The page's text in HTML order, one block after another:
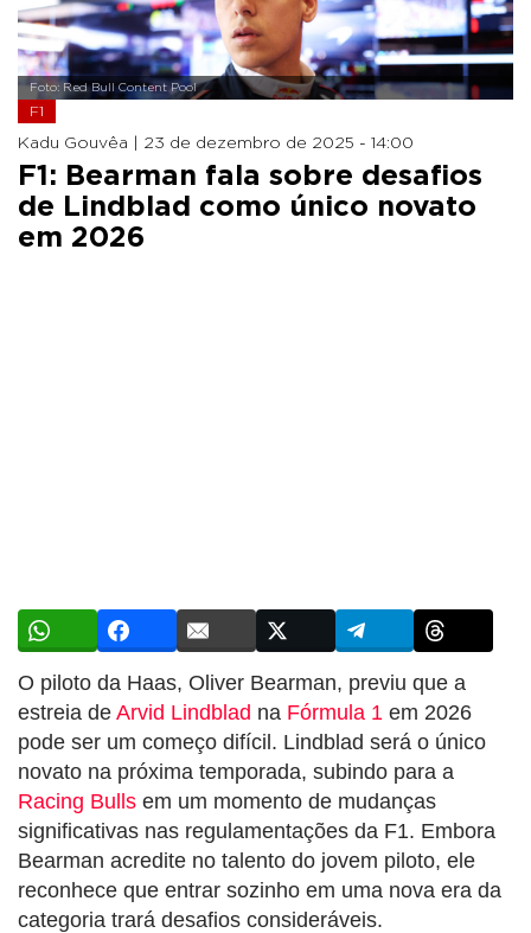
Foto: Red Bull Content Pool
F1
Kadu Gouvêa | 23 de dezembro de 2025 - 14:00
F1: Bearman fala sobre desafios
de Lindblad como único novato
em 2026
O piloto da Haas, Oliver Bearman, previu que a
estreia de Arvid Lindblad na Fórmula 1 em 2026
pode ser um começo difícil. Lindblad será o único
novato na próxima temporada, subindo para a
Racing Bulls em um momento de mudanças
significativas nas regulamentações da F1. Embora
Bearman acredite no talento do jovem piloto, ele
reconhece que entrar sozinho em uma nova era da
categoria trará desafios consideráveis.